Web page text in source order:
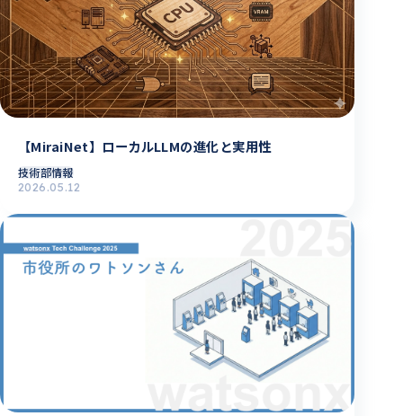
【MiraiNet】ローカルLLMの進化と実用性
技術部情報
2026.05.12